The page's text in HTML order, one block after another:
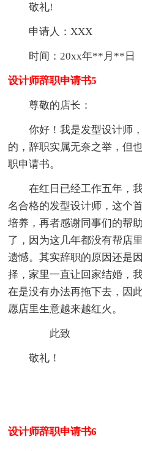
敬礼!
申请人：XXX
时间：20xx年**月**日
设计师辞职申请书5
尊敬的店长：
你好！我是发型设计师
的，辞职实属无奈之举，但
职申请书。
在红日已经工作五年，
名合格的发型设计师，这个
培养，再者感谢同事们的帮
了，因为这几年都没有帮店
遗憾。其实辞职的原因还是
择，家里一直让回家结婚，
在是没有办法再拖下去，因
愿店里生意越来越红火。
此致
敬礼！
设计师辞职申请书6